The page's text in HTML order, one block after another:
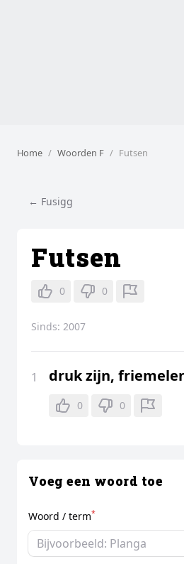
Home Woorden F Futsen
← Fusigg
Futsen
0 0
Sinds: 2007
1 druk zijn,
0 0
Voeg een woord toe
Woord / term*